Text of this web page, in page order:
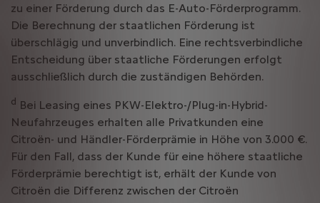
zu einer Förderung durch das E-Auto-Förderprogramm.
Die Berechnung der staatlichen Förderung ist
überschlägig und unverbindlich. Eine rechtsverbindliche
Entscheidung über staatliche Förderungen erfolgt
ausschließlich durch die zuständigen Behörden.
d Bei Leasing eines PKW-Elektro-/Plug-in-Hybrid-
Neufahrzeuges erhalten alle Privatkunden eine
Citroën- und Händler-Förderprämie in Höhe von 3.000 €.
Für den Fall, dass der Kunde für eine höhere staatliche
Förderprämie berechtigt ist, erhält der Kunde von
Citroën die Differenz zwischen der Citroën